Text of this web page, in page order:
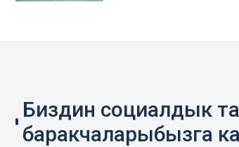
Биздин социалдык
баракчаларыбызга